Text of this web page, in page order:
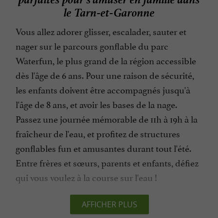
le Tarn-et-Garonne
Vous allez adorer glisser, escalader, sauter et
nager sur le parcours gonflable du parc
Waterfun, le plus grand de la région accessible
dès l'âge de 6 ans. Pour une raison de sécurité,
les enfants doivent être accompagnés jusqu'à
l'âge de 8 ans, et avoir les bases de la nage.
Passez une journée mémorable de 11h à 19h à la
fraîcheur de l'eau, et profitez de structures
gonflables fun et amusantes durant tout l'été.
Entre frères et sœurs, parents et enfants, défiez
qui vous voulez à la course sur l'eau !
AFFICHER PLUS